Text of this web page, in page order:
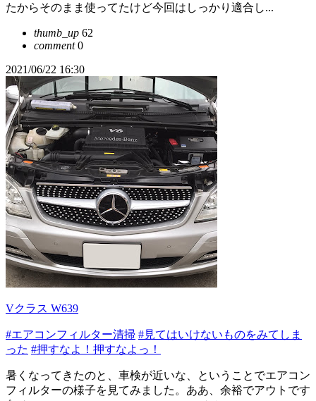
たからそのまま使ってたけど今回はしっかり適合し...
thumb_up 62
comment0
2021/06/22 16:30
Vクラス W639
#エアコンフィルター清掃 #見てはいけないものをみてしま
った #押すなよ！押すなよっ！
暑くなってきたのと、車検が近いな、ということでエアコン
フィルターの様子を見てみました。ああ、余裕でアウトです